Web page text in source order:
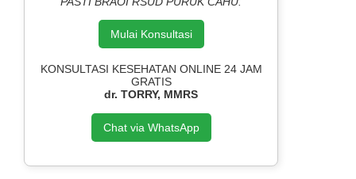
Mulai Konsultasi
KONSULTASI KESEHATAN ONLINE 24 JAM
GRATIS
dr. TORRY, MMRS
Chat via WhatsApp